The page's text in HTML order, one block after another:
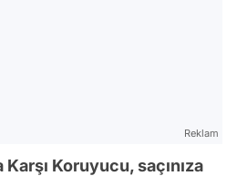
Reklam
Koruyucu, saçınıza